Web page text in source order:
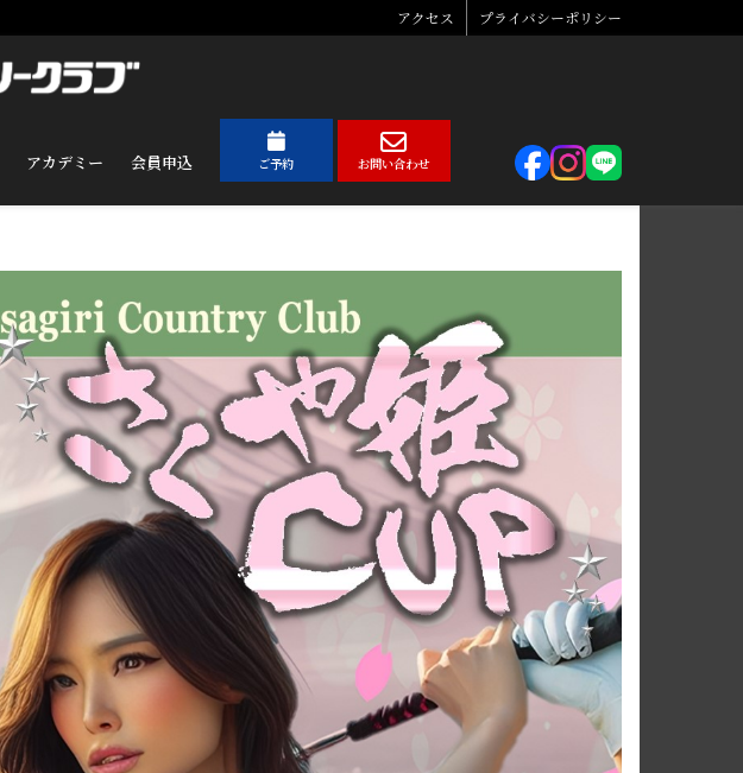
アクセス プライバシーポリシー
アカデミー 会員申込 ご予約 お問い合わせ